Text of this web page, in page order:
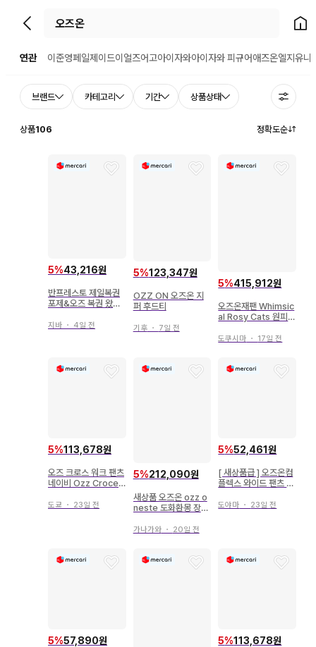
뒤로가기 홈으
연관 이준영페일제이드이얼즈어고아이자와아이자와 피규어애즈온엘지유니
브랜드 카테고리 기간 상품상태
상품106 정확도순
5%43,216원
반프레스토 제일복권
포제&오즈 복권 왔다!
베이스 스테이츠
지바 ・ 4일 전
5%123,347원
OZZ ON 오즈온 지
퍼 후드티
기후・ 7일 전
5%415,912원
오즈온재팬 Whimsic
al Rosy Cats 원피스
도쿠시마 ・ 17일 전
5%113,678원
오즈 크로스 워크 팬츠
네이비 Ozz Croce
도쿄 ・ 23일 전
5%212,090원
새상품 오즈온 ozz o
neste 도화환몽 장식
가나가와・ 20일 전
5%52,461원
[ 새상품급 ] 오즈온컴
플렉스 와이드 팬츠 코
도야마 ・ 23일 전
5%57,890원 5%113,678원